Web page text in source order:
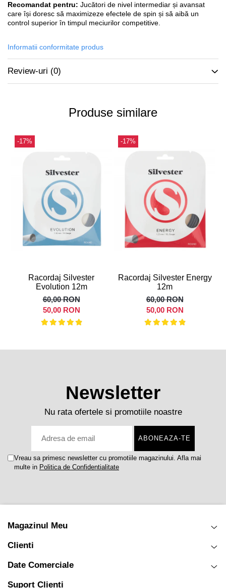
Recomandat pentru: Jucători de nivel intermediar și avansat
care își doresc să maximizeze efectele de spin și să aibă un
control superior în timpul meciurilor competitive.
Informatii conformitate produs
Review-uri (0)
Produse similare
-17%
Racordaj Silvester
Evolution 12m
60,00 RON
50,00 RON
-17%
Racordaj Silvester Energy
12m
60,00 RON
50,00 RON
Newsletter
Nu rata ofertele si promotiile noastre
Vreau sa primesc newsletter cu promotiile magazinului. Afla mai
multe in Politica de Confidentialitate
Magazinul Meu
Clienti
Date Comerciale
Suport Clienti